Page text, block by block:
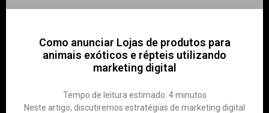
Como anunciar Lojas de produtos para
animais exóticos e répteis utilizando
marketing digital
Tempo de leitura estimado: 4 minutos
Neste artigo, discutiremos estratégias de marketing digital